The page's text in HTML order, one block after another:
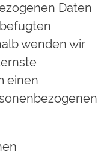
Daten
wenden wir
einen